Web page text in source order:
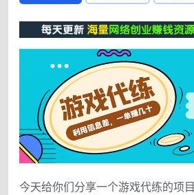
今天给你们分享一个游戏代练的项